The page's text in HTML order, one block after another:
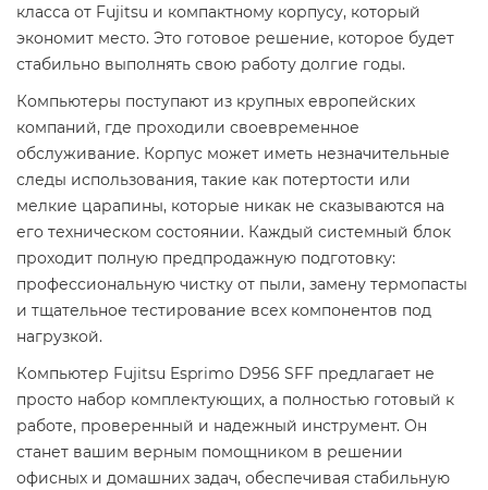
класса от Fujitsu и компактному корпусу, который
экономит место. Это готовое решение, которое будет
стабильно выполнять свою работу долгие годы.
Компьютеры поступают из крупных европейских
компаний, где проходили своевременное
обслуживание. Корпус может иметь незначительные
следы использования, такие как потертости или
мелкие царапины, которые никак не сказываются на
его техническом состоянии. Каждый системный блок
проходит полную предпродажную подготовку:
профессиональную чистку от пыли, замену термопасты
и тщательное тестирование всех компонентов под
нагрузкой.
Компьютер Fujitsu Esprimo D956 SFF предлагает не
просто набор комплектующих, а полностью готовый к
работе, проверенный и надежный инструмент. Он
станет вашим верным помощником в решении
офисных и домашних задач, обеспечивая стабильную